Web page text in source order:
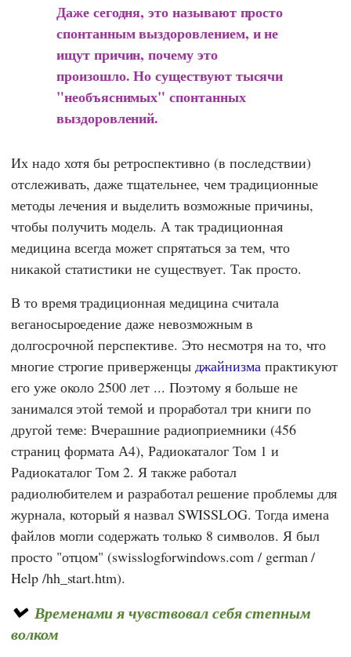
Даже сегодня, это называют просто
спонтанным выздоровлением, и не
ищут причин, почему это
произошло. Но существуют тысячи
"необъяснимых" спонтанных
выздоровлений.
Их надо хотя бы ретроспективно (в последствии)
отслеживать, даже тщательнее, чем традиционные
методы лечения и выделить возможные причины,
чтобы получить модель. А так традиционная
медицина всегда может спрятаться за тем, что
никакой статистики не существует. Так просто.
В то время традиционная медицина считала
веганосыроедение даже невозможным в
долгосрочной перспективе. Это несмотря на то, что
многие строгие приверженцы джайнизма практикуют
его уже около 2500 лет ... Поэтому я больше не
занимался этой темой и проработал три книги по
другой теме: Вчерашние радиоприемники (456
страниц формата А4), Радиокаталог Том 1 и
Радиокаталог Том 2. Я также работал
радиолюбителем и разработал решение проблемы для
журнала, который я назвал SWISSLOG. Тогда имена
файлов могли содержать только 8 символов. Я был
просто "отцом" (swisslogforwindows.com / german /
Help /hh_start.htm).
Временами я чувствовал себя степным
волком